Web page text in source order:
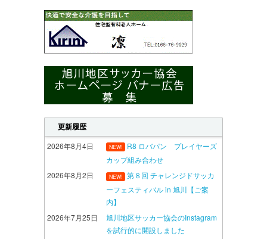
更新履歴
2026年8月4日 NEW!
R8 ロバパン プレイヤーズ
カップ組み合わせ
2026年8月2日
NEW!
第８回 チャレンジドサッカ
ーフェスティバル in 旭川【ご案
内】
2026年7月25日
旭川地区サッカー協会のInstagram
を試行的に開設しました